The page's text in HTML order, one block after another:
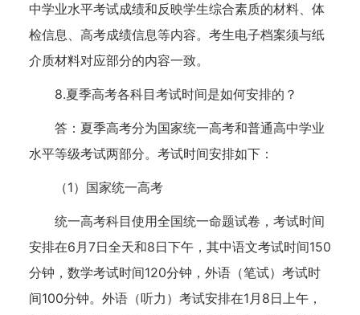
中学业水平考试成绩和反映学生综合素质的材料、体
检信息、高考成绩信息等内容。考生电子档案须与纸
介质材料对应部分的内容一致。
8.夏季高考各科目考试时间是如何安排的？
答：夏季高考分为国家统一高考和普通高中学业
水平等级考试两部分。考试时间安排如下：
（1）国家统一高考
统一高考科目使用全国统一命题试卷，考试时间
安排在6月7日全天和8日下午，其中语文考试时间150
分钟，数学考试时间120分钟，外语（笔试）考试时
间100分钟。外语（听力）考试安排在1月8日上午，